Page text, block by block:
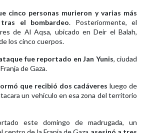
cinco personas murieron y varias más
el bombardeo. Posteriormente, el
de Al Aqsa, ubicado en Deir el Balah,
los cinco cuerpos.
fue reportado en Jan Yunis, ciudad
de Gaza.
que recibió dos cadáveresluego de
un vehículo en esa zona del territorio
este domingo de madrugada, un